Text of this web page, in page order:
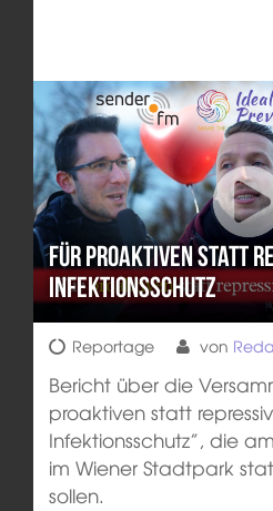
Für proaktiven statt
Infektionsschutz
Reportage von
Bericht über die
proaktiven statt
Infektionsschutz”, die
im Wiener Stadtpark
sollen.